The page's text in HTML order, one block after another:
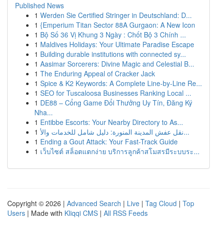
Published News
1 Werden Sie Certified Stringer in Deutschland: D...
1 {Emperium Titan Sector 88A Gurgaon: A New Icon
1 Bộ Số 36 Vị Khung 3 Ngày : Chốt Bộ 3 Chính ...
1 Maldives Holidays: Your Ultimate Paradise Escape
1 Building durable institutions with connected sy...
1 Aasimar Sorcerers: Divine Magic and Celestial B...
1 The Enduring Appeal of Cracker Jack
1 Spice & K2 Keywords: A Complete Line-by-Line Re...
1 SEO for Tuscaloosa Businesses Ranking Local ...
1 DE88 – Cổng Game Đổi Thưởng Uy Tín, Đăng Ký
Nha...
1 Entibbe Escorts: Your Nearby Directory to As...
1
نقل عفش المدينة المنورة: دليل شامل للخدمات والأ...
1 Ending a Gout Attack: Your Fast-Track Guide
1 เว็บไซต์ สล็อตแตกง่าย บริการลูกค้าสโมสรมีระบบระ...
Copyright © 2026 | Advanced Search | Live | Tag Cloud | Top
Users | Made with Kliqqi CMS | All RSS Feeds